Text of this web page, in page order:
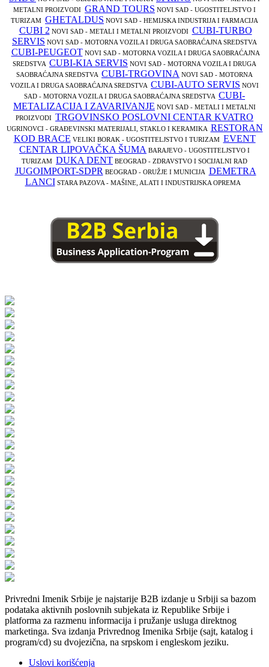
METALNI PROIZVODI GRAND TOURS NOVI SAD - UGOSTITELJSTVO I
TURIZAM GHETALDUS NOVI SAD - HEMIJSKA INDUSTRIJA I FARMACIJA
CUBI 2 NOVI SAD - METALI I METALNI PROIZVODI CUBI-TURBO
SERVIS NOVI SAD - MOTORNA VOZILA I DRUGA SAOBRAĆAJNA SREDSTVA
CUBI-PEUGEOT NOVI SAD - MOTORNA VOZILA I DRUGA SAOBRAĆAJNA
SREDSTVA CUBI-KIA SERVIS NOVI SAD - MOTORNA VOZILA I DRUGA
SAOBRAĆAJNA SREDSTVA CUBI-TRGOVINA NOVI SAD - MOTORNA
VOZILA I DRUGA SAOBRAĆAJNA SREDSTVA CUBI-AUTO SERVIS NOVI
SAD - MOTORNA VOZILA I DRUGA SAOBRAĆAJNA SREDSTVA CUBI-
METALIZACIJA I ZAVARIVANJE NOVI SAD - METALI I METALNI
PROIZVODI TRGOVINSKO POSLOVNI CENTAR KVATRO
UGRINOVCI - GRAĐEVINSKI MATERIJALI, STAKLO I KERAMIKA RESTORAN
KOD BRACE VELIKI BORAK - UGOSTITELJSTVO I TURIZAM EVENT
CENTAR LIPOVAČKA ŠUMA BARAJEVO - UGOSTITELJSTVO I
TURIZAM DUKA DENT BEOGRAD - ZDRAVSTVO I SOCIJALNI RAD
JUGOIMPORT-SDPR BEOGRAD - ORUŽJE I MUNICIJA DEMETRA
LANCI STARA PAZOVA - MAŠINE, ALATI I INDUSTRIJSKA OPREMA
Privredni Imenik Srbije je najstarije B2B izdanje u Srbiji sa bazom
podataka aktivnih poslovnih subjekata iz Republike Srbije i
platforma za razmenu informacija i pružanje usluga direktnog
marketinga. Sva izdanja Privrednog Imenika Srbije (sajt, katalog i
program/cd) su dvojezična, na srpskom i engleskom jeziku.
Uslovi korišćenja